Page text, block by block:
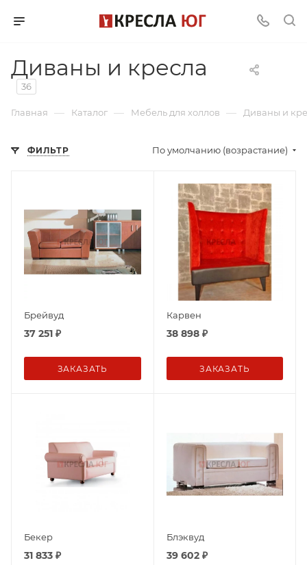
Диваны и кресла
36
Главная — Каталог — Мебель для холлов — Диваны и
ФИЛЬТР По умолчанию (возрастание)
Брейвуд
37 251 ₽
ЗАКАЗАТЬ
Карвен
38 898₽
ЗАКАЗАТЬ
Бекер
31 833 ₽
Блэквуд
39 602₽